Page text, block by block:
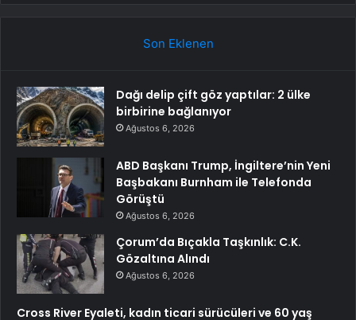
Son Eklenen
Dağı delip çift göz yaptılar: 2 ülke
birbirine bağlanıyor
Ağustos 6, 2026
ABD Başkanı Trump, İngiltere’nin Yeni
Başbakanı Burnham ile Telefonda
Görüştü
Ağustos 6, 2026
Çorum’da Bıçakla Taşkınlık: C.K.
Gözaltına Alındı
Ağustos 6, 2026
Cross River Eyaleti, kadın ticari sürücüleri ve 60 yaş